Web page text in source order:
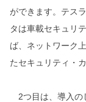
ができます。テス
タは車載セキュリ
ば、ネットワーク
たセキュリティ・
2つ目は、導入の